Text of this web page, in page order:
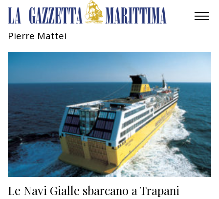
RICERCA
ECONOMIA
TURISMO
CULTURA
Pierre Mattei
Le Navi Gialle sbarcano a Trapani